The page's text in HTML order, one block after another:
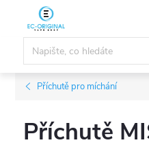
obsah
Příchutě pro míchání
Příchutě